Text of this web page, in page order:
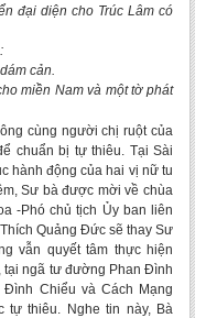
đại diện cho Trúc Lâm có
cản.
miền Nam và một tờ phát
cùng người chị ruột của
chuẩn bị tự thiêu. Tại Sài
hành động của hai vị nữ tu
Sư bà được mời về chùa
-Phó chủ tịch Ủy ban liên
Quảng Đức sẽ thay Sư
vẫn quyết tâm thực hiện
tại ngã tư đường Phan Đình
Chiểu và Cách Mạng
tự thiêu. Nghe tin này, Bà